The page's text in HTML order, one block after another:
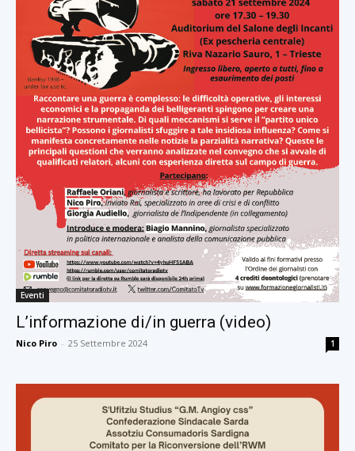
Eventi
L’informazione di/in guerra (video)
Nico Piro - 25 Settembre 2024 1